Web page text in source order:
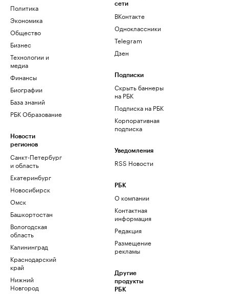
Политика
Экономика
Общество
Бизнес
Технологии и
медиа
Финансы
Биографии
База знаний
РБК Образование
Новости
регионов
Санкт-Петербург
и область
Екатеринбург
Новосибирск
Омск
Башкортостан
Вологодская
область
Калининград
Краснодарский
край
Нижний
Новгород
сети
ВКонтакте
Одноклассники
Telegram
Дзен
Подписки
Скрыть баннеры
на РБК
Подписка на РБК
Корпоративная
подписка
Уведомления
RSS Новости
РБК
О компании
Контактная
информация
Редакция
Размещение
рекламы
Другие
продукты
РБК